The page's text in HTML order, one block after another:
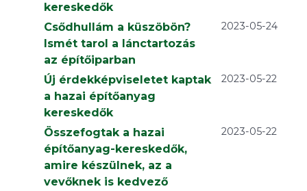
kereskedők
Csődhullám a küszöbön?
Ismét tarol a lánctartozás
az építőiparban
2023-05-24
Új érdekképviseletet kaptak
a hazai építőanyag
kereskedők
2023-05-22
Összefogtak a hazai
építőanyag-kereskedők,
amire készülnek, az a
vevőknek is kedvező
2023-05-22